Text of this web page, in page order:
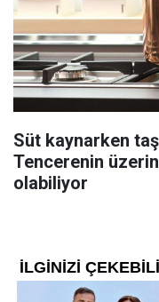
Süt kaynarken
Tencerenin
olabiliyor